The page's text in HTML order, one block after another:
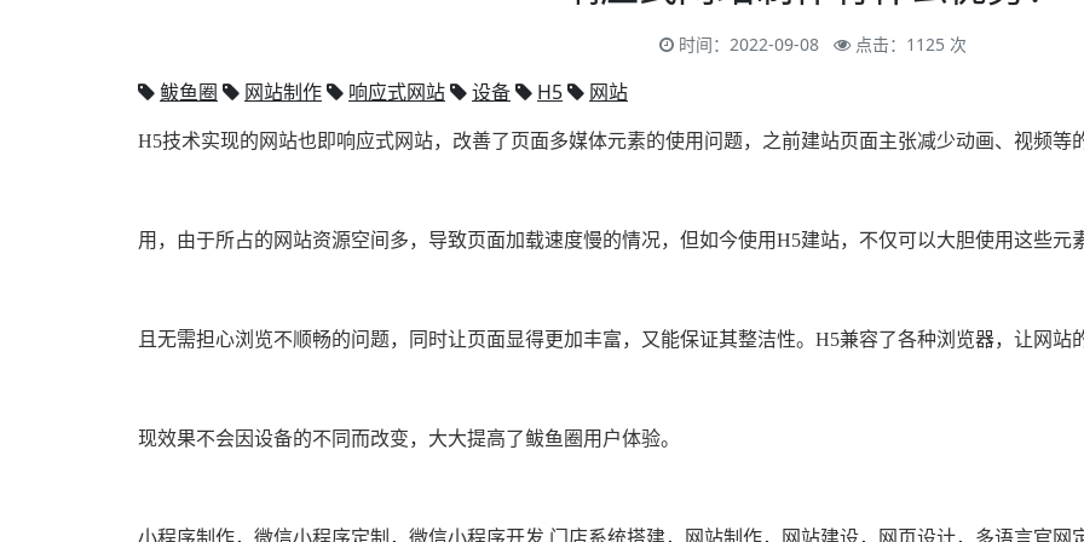
时间：2022-09-08 点击：1125 次
鲅鱼圈 网站制作 响应式网站 设备 H5 网站
H5技术实现的网站也即响应式网站，改善了页面多媒体元素的使用问题，之前建站页面主张减少动画、视频等
用，由于所占的网站资源空间多，导致页面加载速度慢的情况，但如今使用H5建站，不仅可以大胆使用这些元
且无需担心浏 览不顺畅的问题，同时让页面显得更加丰富，又能保证其整洁性。H5兼容了各种浏览器，让网站
现效果不会因设备的不同而改变，大大提高了鲅鱼圈用户体验。
小程序制作，微信小程序定制，微信小程序开发,门店系统搭建，网站制作，网站建设，网页设计，多语言官网